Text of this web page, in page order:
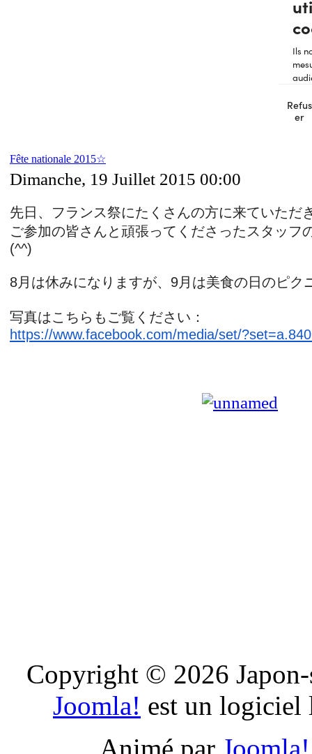
Fête nationale 2015☆
Dimanche, 19 Juillet 2015 00:00
先日、 フランス祭にたくさんの方に来ていただ
ご参加の皆さんと頑張ってくださったスタッフ
(^^)
8月は休みになりますが、 9月は美食の日のピク
写真はこちらもご覧ください：
https://www.facebook.com/media/set/?set=a.
Copyright © 2026 Japon-
Joomla! est un